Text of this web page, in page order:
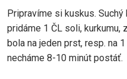
Pripravíme si kuskus.
pridáme 1 ČL soli, kurkumu,
bola na jeden prst, resp. na
necháme 8-10 minút postáť.